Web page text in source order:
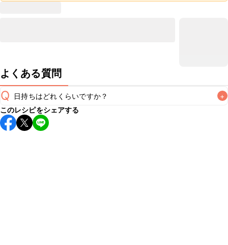
よくある質問
Q 日持ちはどれくらいですか？ +
保存期間は冷凍で1週間が目安です。なるべくお早めにお召し
上がりください。
このレシピをシェアする